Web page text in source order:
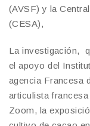
(AVSF) y la
(CESA),
La investigación,
el apoyo del
agencia Francesa
articulista
Zoom, la